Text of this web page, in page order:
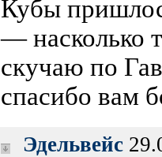
Кубы
— насколько
скучаю по
спасибо вам
Эдельвейс